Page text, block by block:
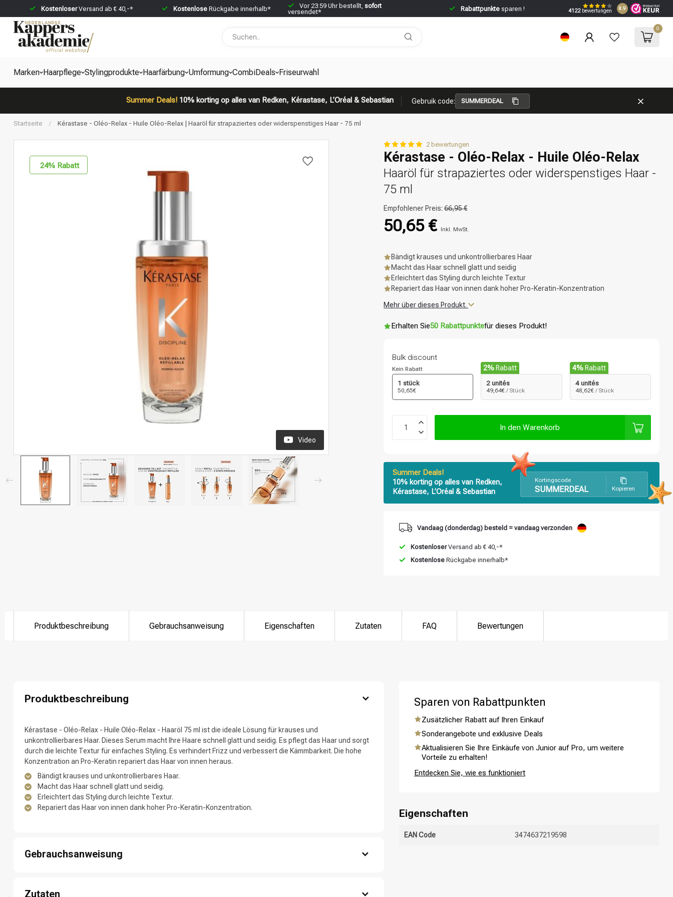
KostenloserVersand ab € 40,-* Kostenlose Rückgabe innerhalb* Vor 23:59 Uhr bestellt, sofort
versendet*
Rabattpunktesparen ! 4122bewertungen 8.9
0
Marken Haarpflege Stylingprodukte Haarfärbung Umformung CombiDeals Friseurwahl
Summer Deals!10% korting op alles van Redken, Kérastase, L’Oréal & Sebastian Gebruik code: SUMMERDEAL
Stylingprodukte
Startseite / Kérastase - Oléo-Relax - Huile Oléo-Relax | Haaröl für strapaziertes oder widerspenstiges Haar - 75 ml
24% Rabatt
Video
2 bewertungen
Kérastase - Oléo-Relax - Huile Oléo-Relax
Haaröl für strapaziertes oder widerspenstiges Haar -
75 ml
Empfohlener Preis:66,95 €
50,65 € Inkl. MwSt.
Bändigt krauses und unkontrollierbares Haar
Macht das Haar schnell glatt und seidig
Erleichtert das Styling durch leichte Textur
Repariert das Haar von innen dank hoher Pro-Keratin-Konzentration
Mehr über dieses Produkt.
Erhalten Sie50 Rabattpunktefür dieses Produkt!
Bulk discount
Kein Rabatt
1 stück
50,65€
2% Rabatt
2 unités
49,64€ / Stück
4%Rabatt
4 unités
48,62€ / Stück
In den Warenkorb
Summer Deals!
10% korting op alles van Redken,
Kérastase, L’Oréal & Sebastian
Kortingscode
SUMMERDEAL Kopieren
Vandaag (donderdag) besteld = vandaag verzonden
KostenloserVersand ab € 40,-*
Kostenlose Rückgabe innerhalb*
Produktbeschreibung Gebrauchsanweisung Eigenschaften Zutaten FAQ Bewertungen
Produktbeschreibung
Kérastase - Oléo-Relax - Huile Oléo-Relax - Haaröl 75 ml ist die ideale Lösung für krauses und
unkontrollierbares Haar. Dieses Serum macht Ihre Haare schnell glatt und seidig. Es pflegt das Haar und sorgt
durch die leichte Textur für einfaches Styling. Es verhindert Frizz und verbessert die Kämmbarkeit. Die hohe
Konzentration an Pro-Keratin repariert das Haar von innen heraus.
Bändigt krauses und unkontrollierbares Haar.
Macht das Haar schnell glatt und seidig.
Erleichtert das Styling durch leichte Textur.
Repariert das Haar von innen dank hoher Pro-Keratin-Konzentration.
Gebrauchsanweisung
2: Gleichmäßig in Längen und Spitzen verteilen.
Zutaten
Sparen von Rabattpunkten
Zusätzlicher Rabatt auf Ihren Einkauf
Sonderangebote und exklusive Deals
Aktualisieren Sie Ihre Einkäufe von Junior auf Pro, um weitere
Vorteile zu erhalten!
Entdecken Sie, wie es funktioniert
Eigenschaften
EAN Code 3474637219598